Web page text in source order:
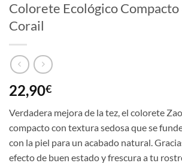
Colorete Ecológico Compacto
Corail
22,90€
Verdadera mejora de la tez, el colorete
compacto con textura sedosa que se
con la piel para un acabado natural.
efecto de buen estado y frescura a tu